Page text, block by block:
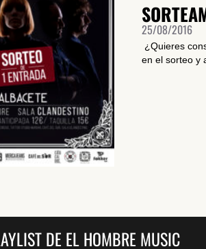
25/08/2016
¿Quieres
en el sorteo y
DE EL HOMBRE MUSIC